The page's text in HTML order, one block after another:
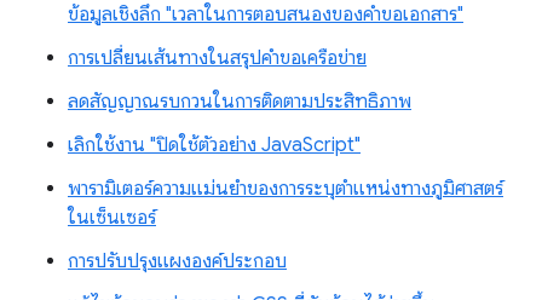
ข้อมูลเชิงลึก "เวลาในการตอบสนองของคำขอเอกสาร"
การเปลี่ยนเส้นทางในสรุปคำขอเครือข่าย
ลดสัญญาณรบกวนในการติดตามประสิทธิภาพ
เลิกใช้งาน "ปิดใช้ตัวอย่าง JavaScript"
พารามิเตอร์ความแม่นยำของการระบุตำแหน่งทางภูมิศาสตร์
ในเซ็นเซอร์
การปรับปรุงแผงองค์ประกอบ